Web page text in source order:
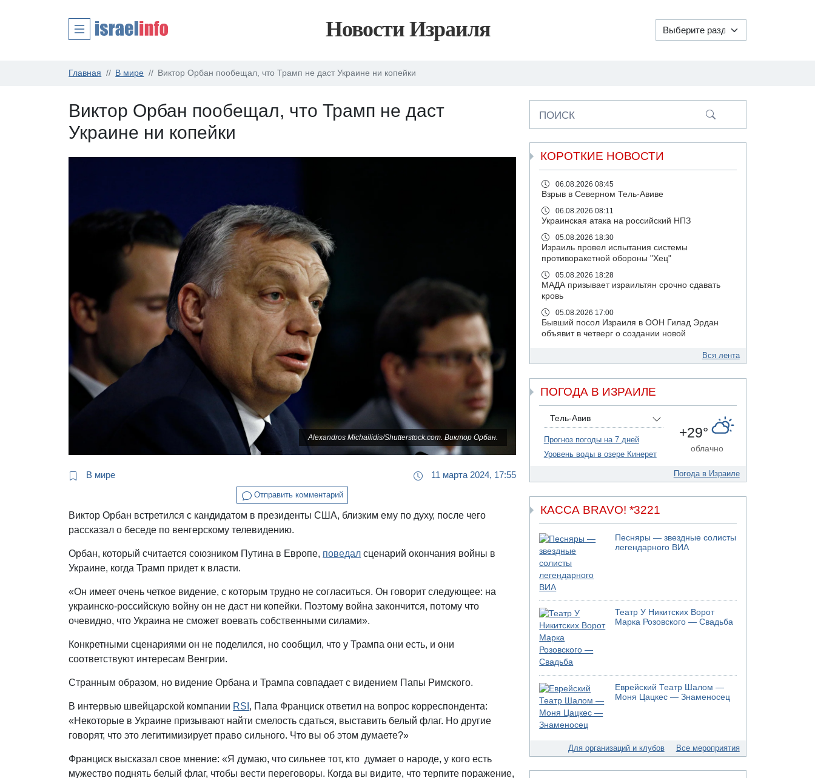
Новости Израиля
Главная В мире Виктор Орбан пообещал, что Трамп не даст Украине ни копейки
Виктор Орбан пообещал, что Трамп не даст
Украине ни копейки
Alexandros Michailidis/Shutterstock.com. Виктор Орбан.
В мире 11 марта 2024, 17:55
Отправить комментарий
Виктор Орбан встретился с кандидатом в президенты США, близким ему по духу, после чего
рассказал о беседе по венгерскому телевидению.
Орбан, который считается союзником Путина в Европе, поведал сценарий окончания войны в
Украине, когда Трамп придет к власти.
«Он имеет очень четкое видение, с которым трудно не согласиться. Он говорит следующее: на
украинско-российскую войну он не даст ни копейки. Поэтому война закончится, потому что
очевидно, что Украина не сможет воевать собственными силами».
Конкретными сценариями он не поделился, но сообщил, что у Трампа они есть, и они
соответствуют интересам Венгрии.
Странным образом, но видение Орбана и Трампа совпадает с видением Папы Римского.
В интервью швейцарской компании RSI , Папа Франциск ответил на вопрос корреспондента:
«Некоторые в Украине призывают найти смелость сдаться, выставить белый флаг. Но другие
говорят, что это легитимизирует право сильного. Что вы об этом думаете?»
Франциск высказал свое мнение: «Я думаю, что сильнее тот, кто думает о народе, у кого есть
мужество поднять белый флаг, чтобы вести переговоры. Когда вы видите, что терпите поражение,
ПОИСК
КОРОТКИЕ НОВОСТИ
06.08.2026 08:45
Взрыв в Северном Тель-Авиве
06.08.2026 08:11
Украинская атака на российский НПЗ
05.08.2026 18:30
Израиль провел испытания системы
противоракетной обороны "Хец"
05.08.2026 18:28
МАДА призывает израильтян срочно сдавать
кровь
05.08.2026 17:00
Бывший посол Израиля в ООН Гилад Эрдан
объявит в четверг о создании новой
05.08.2026 13:32
В России горят новые склады
05.08.2026 10:19
Хуситы сообщают об атаке по Саудовскому
танкеру
05.08.2026 10:16
В Дубае поднимается дым над портом
05.08.2026 06:41
Еще один меморандум для Ирана
04.08.2026 20:31
Минздрав и Министерство экологии
сообщили о необычно высоком уровне
загрязнения воды в девяти реках и ручьях на
севере страны
04.08.2026 19:20
Шоссе 6 и участок шоссе 1 в восточном
направлении в районе Бейт-Шемеша вновь
открыты для движения
04.08.2026 18:17
75-летний мужчина получил тяжелые
улице Левински в Тель-Авиве
04.08.2026 13:48
Американцы за пять месяцев израсходовали
почти все запасы ракет
Ракетная атака на судно вблизи Омана
Малыш обварился супом в Бней-Браке
Вся лента
ПОГОДА В ИЗРАИЛЕ
Тель-Авив
Прогноз погоды на 7 дней
Уровень воды в озере Кинерет
+29°
облачно
Погода в Израиле
КАССА BRAVO! *3221
Песняры — звездные солисты
легендарного ВИА
Театр У Никитских Ворот
Марка Розовского — Свадьба
Еврейский Театр Шалом —
Моня Цацкес — Знаменосец
Для организаций и клубов Все мероприятия